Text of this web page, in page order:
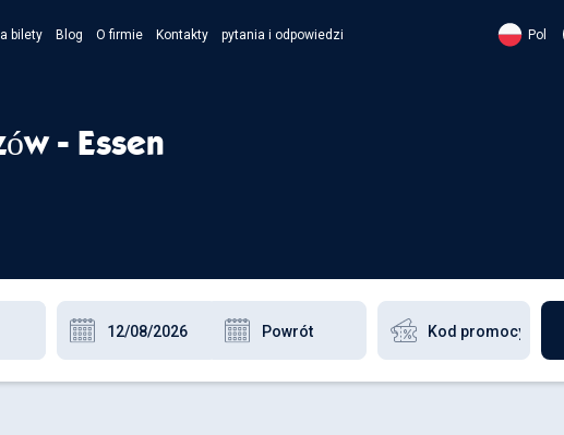
bilety Blog O firmie Kontakty pytania i odpowiedzi Pol
- Essen